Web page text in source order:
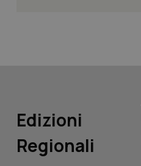
Edizioni
Regionali